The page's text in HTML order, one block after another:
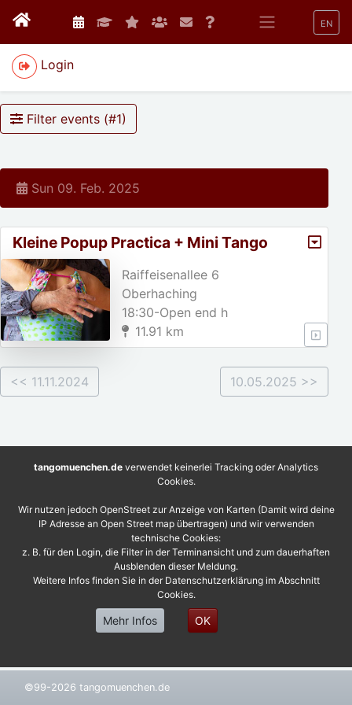
EN
Login
Filter events (#1)
Sun 09. Feb. 2025
Kleine Popup Practica + Mini Tango
Flohmarkt
Raiffeisenallee 6
Oberhaching
18:30-Open end h
11.91 km
<< 11.11.2024 10.05.2025 >>
©99-2026 tangomuenchen.de
tangomuenchen.de verwendet keinerlei Tracking oder Analytics
Cookies.
Wir nutzen jedoch OpenStreet zur Anzeige von Karten (Damit wird deine
IP Adresse an Open Street map übertragen) und wir verwenden
technische Cookies:
z. B. für den Login, die Filter in der Terminansicht und zum dauerhaften
Ausblenden dieser Meldung.
Weitere Infos finden Sie in der Datenschutzerklärung im Abschnitt
Cookies.
Mehr Infos OK